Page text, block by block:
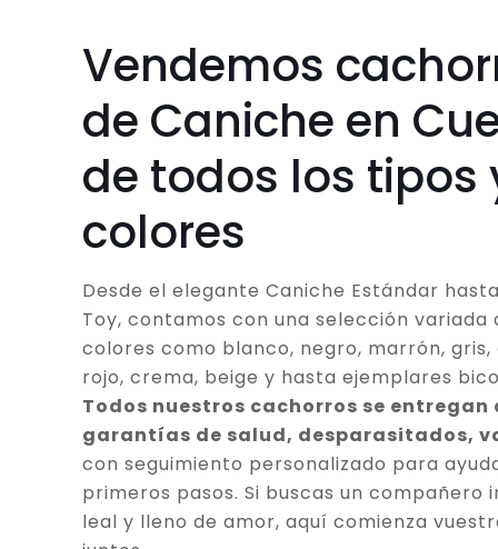
Vendemos
de Caniche en
de todos los tipos
colores
Desde el elegante Caniche Estándar
Toy, contamos con una selección variada
colores como blanco, negro, marrón,
rojo, crema, beige y hasta ejemplares
Todos nuestros cachorros se entregan
garantías de salud, desparasitados,
con seguimiento personalizado para
primeros pasos. Si buscas un compañero
leal y lleno de amor, aquí comienza